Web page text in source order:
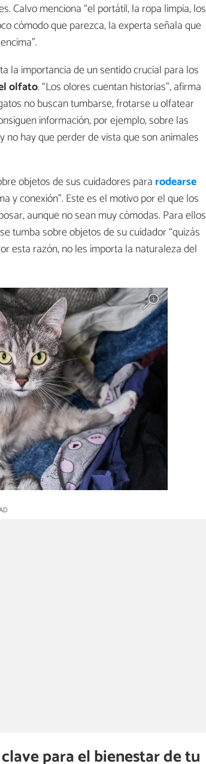
Calvo menciona “el portátil, la ropa limpia, los
cómodo que parezca, la experta señala que
la importancia de un sentido crucial para los
olfato. “Los olores cuentan historias”, afirma
no buscan tumbarse, frotarse u olfatear
información, por ejemplo, sobre las
hay que perder de vista que son animales
objetos de sus cuidadores para rodearse
y conexión”. Este es el motivo por el que los
aunque no sean muy cómodas. Para ellos
tumba sobre objetos de su cuidador “quizás
esta razón, no les importa la naturaleza del
para el bienestar de tu